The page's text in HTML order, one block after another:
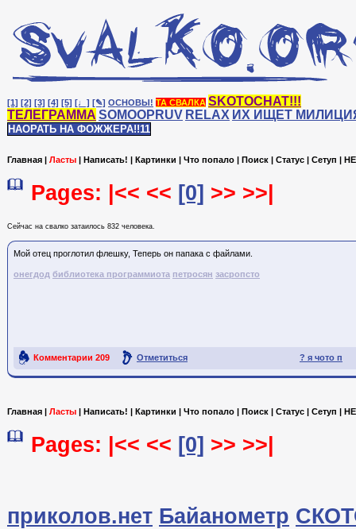
[1] [2] [3] [4] [5] [♩] [✎] ОСНОВЫ! ТА СВАЛКА SKOTOCHAT!!!
ТЕЛЕГРАММА SOMOOPRUV RELAX ИХ ИЩЕТ
НАОРАТЬ НА ФОЖЖЕРА!!11
Главная | Ласты | Написать! | Картинки | Что попало | Поиск | Статус | Сетуп |
Pages: |<< << [0] >> >>|
Сейчас на cвалко затаилось 832 человека.
Мой отец проглотил флешку, Теперь он папака с файлами.
онегдод библиотека программиота петросян засропсто
? я чото п
Комментарии 209 Отметиться
Ссылка на пост
Главная | Ласты | Написать! | Картинки | Что попало | Поиск | Статус | Сетуп |
Pages: |<< << [0] >> >>|
приколов.нет Байанометр